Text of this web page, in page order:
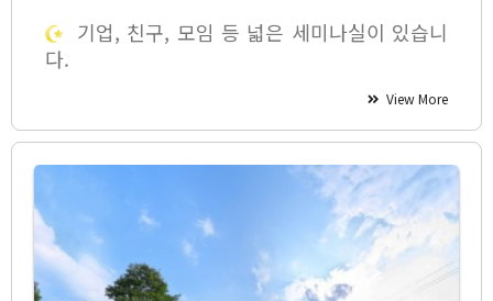
기업, 친구, 모임 등 넓은 세미나실이 있습니
다.
View More